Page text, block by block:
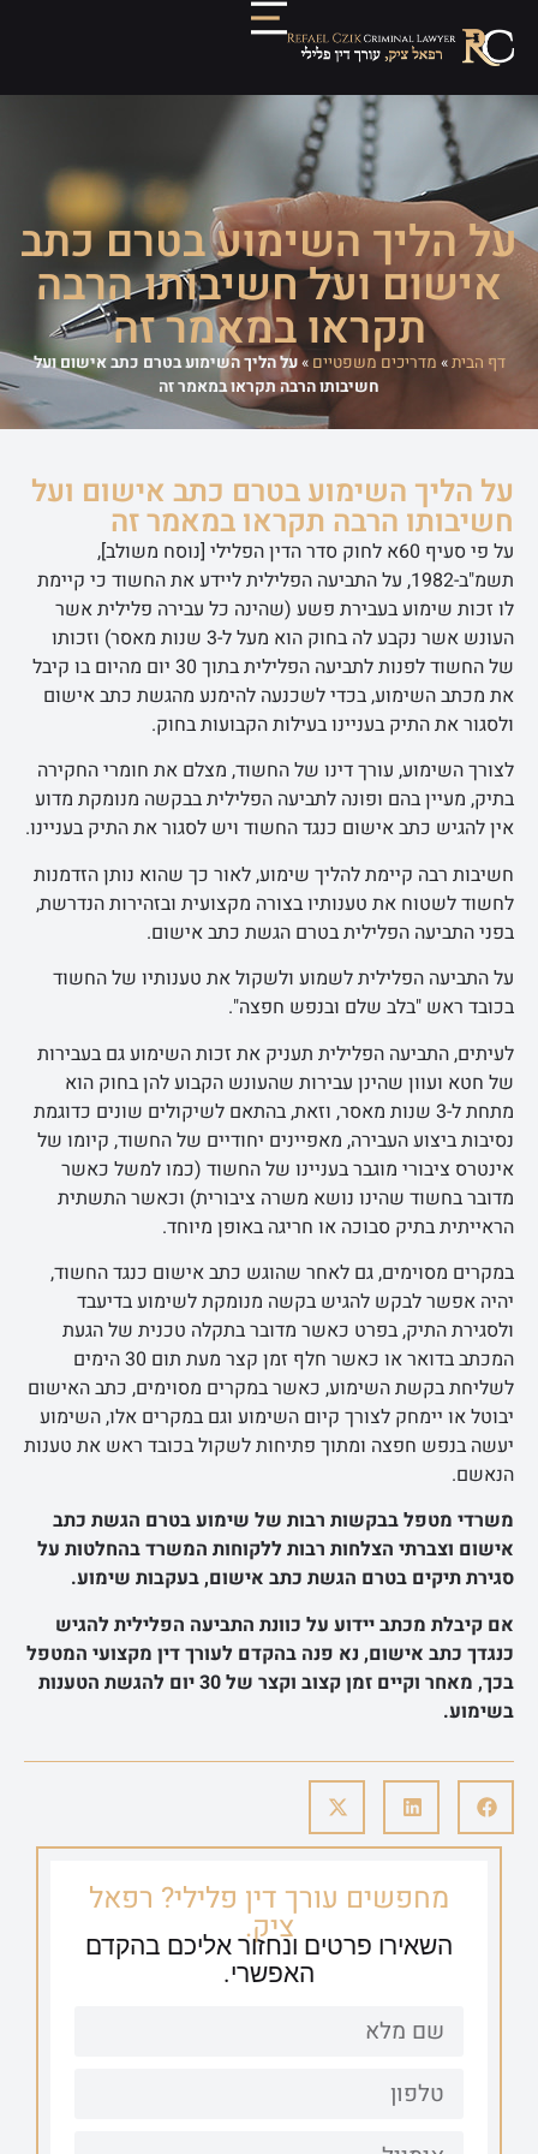
על הליך השימוע בטרם כתב
אישום ועל חשיבותו הרבה
תקראו במאמר זה
דף הבית» מדריכים משפטיים»על הליך השימוע בטרם כתב אישום ועל
חשיבותו הרבה תקראו במאמר זה
על הליך השימוע בטרם כתב אישום ועל
חשיבותו הרבה תקראו במאמר זה
על פי סעיף 60א לחוק סדר הדין הפלילי [נוסח משולב],
תשמ"ב-1982, על התביעה הפלילית ליידע את החשוד כי קיימת
לו זכות שימוע בעבירת פשע (שהינה כל עבירה פלילית אשר
העונש אשר נקבע לה בחוק הוא מעל ל-3 שנות מאסר) וזכותו
של החשוד לפנות לתביעה הפלילית בתוך 30 יום מהיום בו קיבל
את מכתב השימוע, בכדי לשכנעה להימנע מהגשת כתב אישום
ולסגור את התיק בעניינו בעילות הקבועות בחוק.
לצורך השימוע, עורך דינו של החשוד, מצלם את חומרי החקירה
בתיק, מעיין בהם ופונה לתביעה הפלילית בבקשה מנומקת מדוע
אין להגיש כתב אישום כנגד החשוד ויש לסגור את התיק בעניינו.
חשיבות רבה קיימת להליך שימוע, לאור כך שהוא נותן הזדמנות
לחשוד לשטוח את טענותיו בצורה מקצועית ובזהירות הנדרשת,
בפני התביעה הפלילית בטרם הגשת כתב אישום.
על התביעה הפלילית לשמוע ולשקול את טענותיו של החשוד
בכובד ראש "בלב שלם ובנפש חפצה".
לעיתים, התביעה הפלילית תעניק את זכות השימוע גם בעבירות
של חטא ועוון שהינן עבירות שהעונש הקבוע להן בחוק הוא
מתחת ל-3 שנות מאסר, וזאת, בהתאם לשיקולים שונים כדוגמת
נסיבות ביצוע העבירה, מאפיינים יחודיים של החשוד, קיומו של
אינטרס ציבורי מוגבר בעניינו של החשוד (כמו למשל כאשר
מדובר בחשוד שהינו נושא משרה ציבורית) וכאשר התשתית
הראייתית בתיק סבוכה או חריגה באופן מיוחד.
במקרים מסוימים, גם לאחר שהוגש כתב אישום כנגד החשוד,
יהיה אפשר לבקש להגיש בקשה מנומקת לשימוע בדיעבד
ולסגירת התיק, בפרט כאשר מדובר בתקלה טכנית של הגעת
המכתב בדואר או כאשר חלף זמן קצר מעת תום 30 הימים
לשליחת בקשת השימוע, כאשר במקרים מסוימים, כתב האישום
יבוטל או יימחק לצורך קיום השימוע וגם במקרים אלו, השימוע
יעשה בנפש חפצה ומתוך פתיחות לשקול בכובד ראש את טענות
הנאשם.
משרדי מטפל בבקשות רבות של שימוע בטרם הגשת כתב
אישום וצברתי הצלחות רבות ללקוחות המשרד בהחלטות על
סגירת תיקים בטרם הגשת כתב אישום, בעקבות שימוע.
אם קיבלת מכתב יידוע על כוונת התביעה הפלילית להגיש
כנגדך כתב אישום, נא פנה בהקדם לעורך דין מקצועי המטפל
בכך, מאחר וקיים זמן קצוב וקצר של 30 יום להגשת הטענות
בשימוע.
מחפשים עורך דין פלילי? רפאל
ציק.
השאירו פרטים ונחזור אליכם בהקדם
האפשרי.